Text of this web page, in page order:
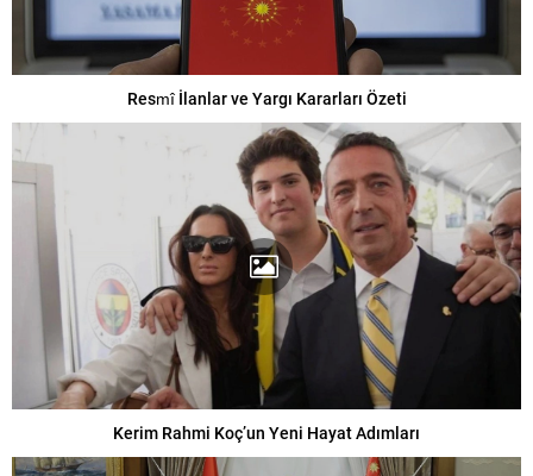
Resmî İlanlar ve Yargı Kararları Özeti
Kerim Rahmi Koç’un Yeni Hayat Adımları